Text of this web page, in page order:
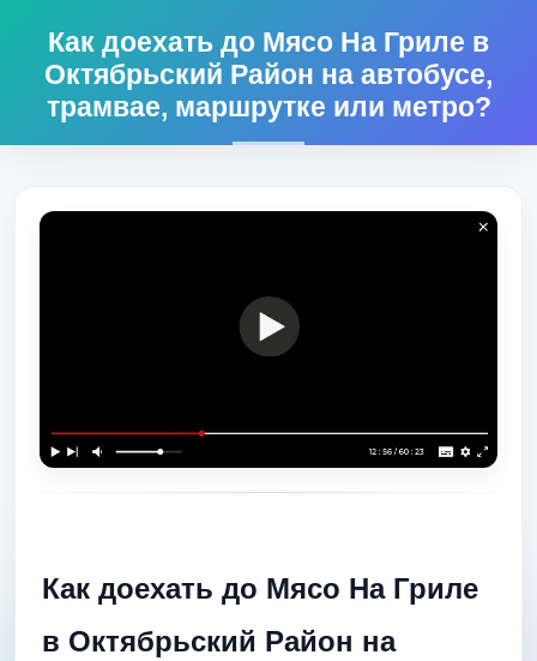
Как доехать до Мясо На Гриле в
Октябрьский Район на автобусе,
трамвае, маршрутке или метро?
Как доехать до Мясо На Гриле
в Октябрьский Район на